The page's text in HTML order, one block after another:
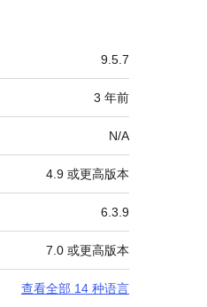
9.5.7
3 年前
N/A
4.9 或更高版本
6.3.9
7.0 或更高版本
查看全部 14 种语言